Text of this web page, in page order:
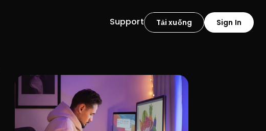
Tải xuống Sign In
Support